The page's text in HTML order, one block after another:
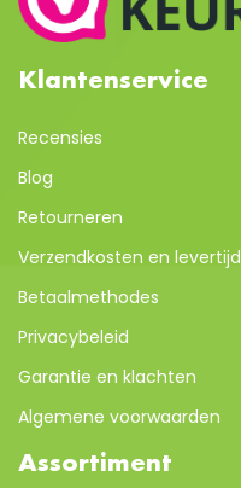
Klantenservice
Recensies
Blog
Retourneren
Verzendkosten en levertijd
Betaalmethodes
Privacybeleid
Garantie en klachten
Algemene voorwaarden
Assortiment